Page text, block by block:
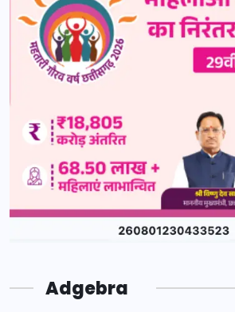
Adgebra